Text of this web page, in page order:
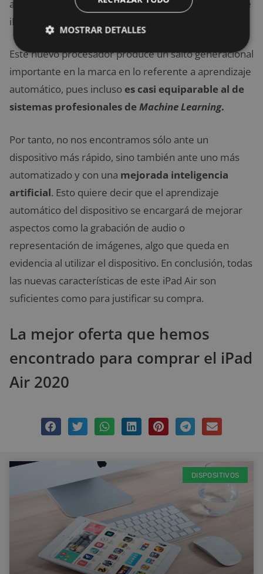
a la innovación con respecto a modelos anteriores de
iPad Air.
Este nuevo procesador produce un salto generacional
importante en la marca en lo referente a aprendizaje
automático, pues incluso es casi equiparable al de
sistemas profesionales deMachine Learning.
Por tanto, no nos encontramos sólo ante un
dispositivo más rápido, sino también ante uno más
automatizado y con una mejorada inteligencia
artificial. Esto quiere decir que el aprendizaje
automático del dispositivo se encargará de mejorar
aspectos como la grabación de audio o
representación de imágenes, algo que queda en
evidencia al utilizar el dispositivo. En conclusión, todas
las nuevas características de este iPad Air son
suficientes como para justificar su compra.
La mejor oferta que hemos
encontrado para comprar el iPad
Air 2020
DISPOSITIVOS
MOSTRAR DETALLES